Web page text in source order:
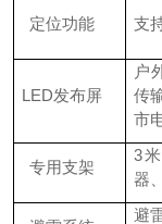
定位功能 支
LED发布屏
户
传
市
专用支架
3
器
避